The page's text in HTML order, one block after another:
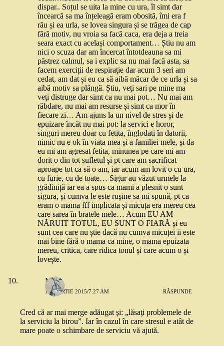
dispar.. Soțul se uita la mine cu ura, îl simt dar
încearcă sa ma înțeleagă eram obosită, îmi era f
rău și ea urla, se lovea singura și se trăgea de cap
fără motiv, nu vroia sa facă caca, era deja a treia
seara exact cu același comportament… Știu nu am
nici o scuza dar am încercat întotdeauna sa mi
păstrez calmul, sa i explic sa nu mai facă asta, sa
facem exerciții de respirație dar acum 3 seri am
cedat, am dat și eu ca să aibă măcar de ce urla și sa
aibă motiv sa plângă. Știu, veți sari pe mine ma
veți distruge dar simt ca nu mai pot… Nu mai am
răbdare, nu mai am resurse și simt ca mor în
fiecare zi… Am ajuns la un nivel de stres și de
epuizare încât nu mai pot: la servici e horor,
singuri mereu doar cu fetita, înglodati în datorii,
nimic nu e ok în viata mea și a familiei mele, și da
eu mi am agresat fetita, minunea pe care mi am
dorit o din tot sufletul și pt care am sacrificat
aproape tot ca să o am, iar acum am lovit o cu ura,
cu furie, cu de toate… Sigur au văzut urmele la
grădiniță iar ea a spus ca mami a plesnit o sunt
sigura, și cumva le este rușine sa mi spună, pt ca
eram o mama fff implicata și micuța era mereu cea
care sarea în bratele mele… Acum EU AM
NĂRUIT TOTUL, EU SUNT O FIARĂ și eu
sunt cea care nu știe dacă nu cumva micuței ii este
mai bine fără o mama ca mine, o mama epuizata
mereu, critica, care ridica tonul și care acum o și
lovește.
Me
13 MARTIE 2015/7:27 AM RĂSPUNDE
Cred că ar mai merge adăugat şi: „lăsaţi problemele de
la serviciu la birou”. Iar în cazul în care stresul e atât de
mare poate o schimbare de serviciu vă ajută.